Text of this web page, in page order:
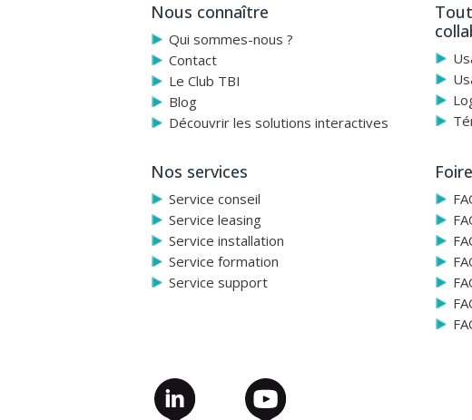
parfaitement intégrés. Le créateur d'activités inclut des activités et
appropriés au niveau scolaire en fonction des populations.
Tous nos tutoriels de vidéos pour le Mimio Studio
Nous connaître
Qui sommes-nous ?
Contact
Le Club TBI
Blog
Découvrir les solutions interactives
Nos services
Service conseil
Service leasing
Service installation
Service formation
Service support